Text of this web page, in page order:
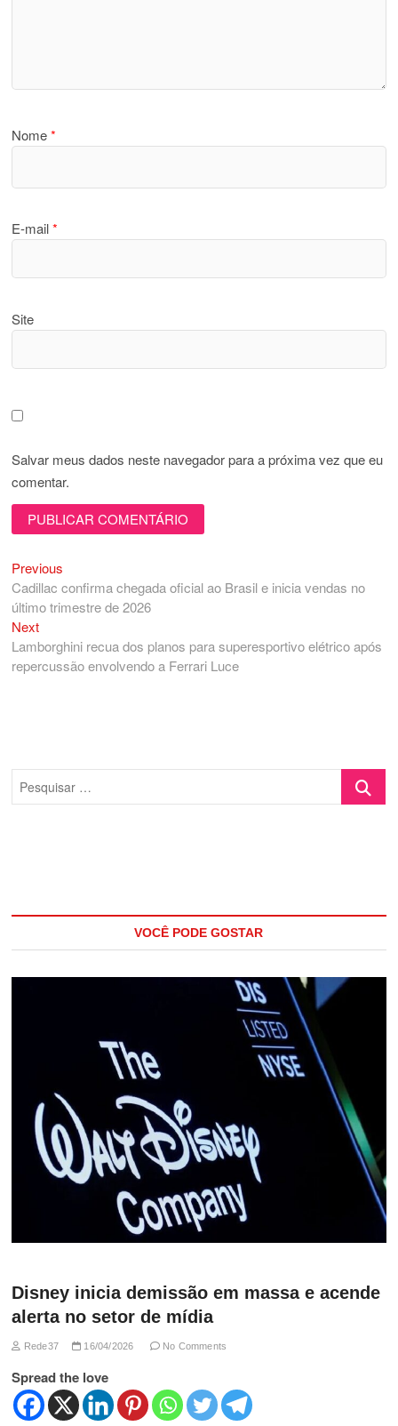
Nome*
E-mail*
Site
Salvar meus dados neste navegador para a próxima vez que eu
comentar.
Navegação
de
Post
Previous
post:
Cadillac confirma chegada oficial ao Brasil e inicia vendas no
último trimestre de 2026
NextNext
post:
Lamborghini recua dos planos para superesportivo elétrico após
repercussão envolvendo a Ferrari Luce
VOCÊ PODE GOSTAR
Disney inicia demissão em massa e acende
alerta no setor de mídia
Rede37 16/04/2026 No Comments
Spread the love